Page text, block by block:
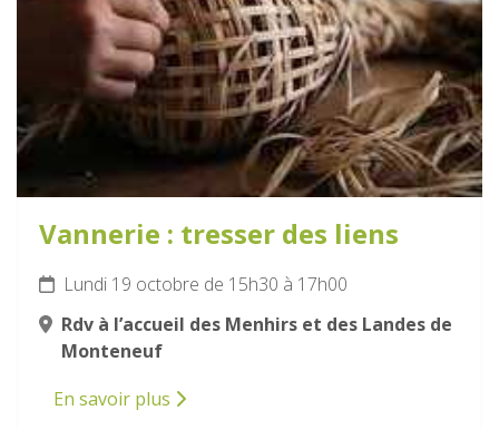
Vannerie : tresser des liens
Lundi 19 octobre de 15h30 à 17h00
Rdv à l’accueil des Menhirs et des Landes de
Monteneuf
En savoir plus